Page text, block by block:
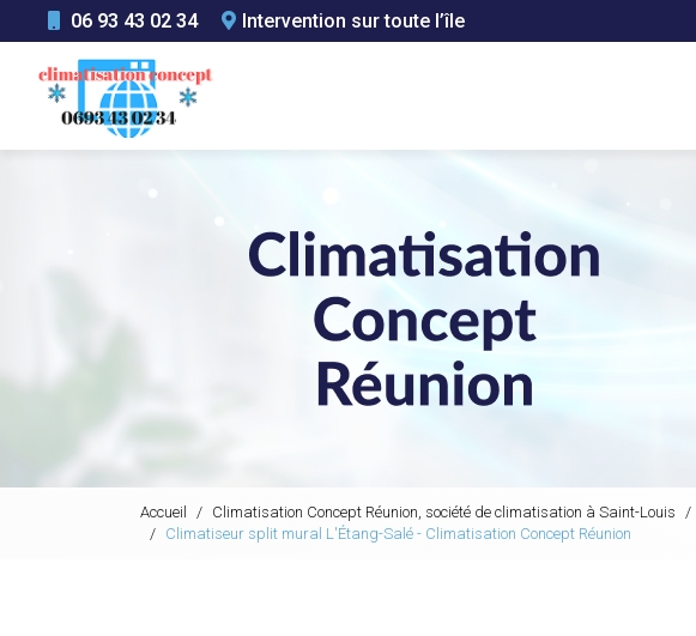
au
contenu
principal
06 93 43 02 34 Intervention sur toute l’île
Accueil Climatisation Concept Réunion, société de climatisation à Saint-Louis
Climatiseur split mural L'Étang-Salé - Climatisation Concept Réunion